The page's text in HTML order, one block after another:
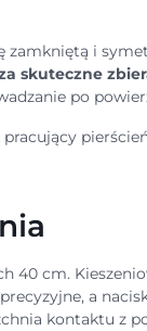
i
skuteczne
po
40 cm.
a
kontaktu z